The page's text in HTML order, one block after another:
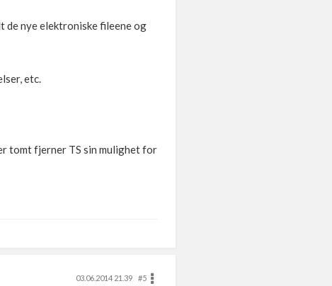
de nye elektroniske fileene og
etc.
tomt fjerner TS sin mulighet for
03.06.2014 21.39 #5